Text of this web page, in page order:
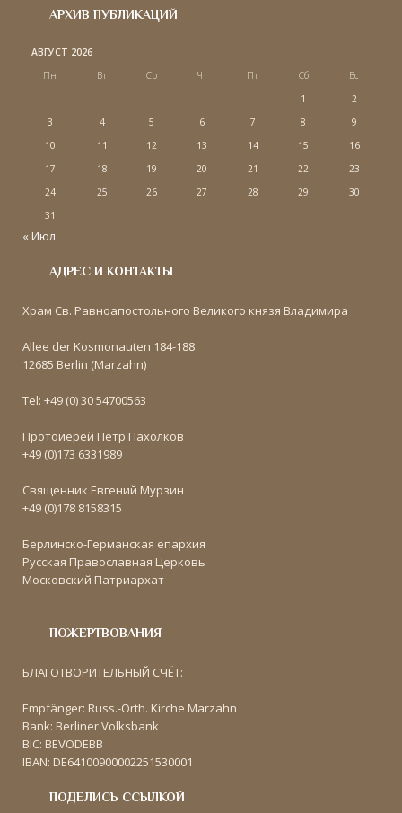
АРХИВ ПУБЛИКАЦИЙ
АВГУСТ 2026
Пн
Вт Ср Чт Пт Сб
Вс
1
2
3
4 5 6 7 8
9
10
11 12 13 14 15
16
17
18 19 20 21 22
23
24
25 26 27 28 29
30
31
« Июл
АДРЕС И КОНТАКТЫ
Храм Св. Равноапостольного Великого князя Владимира
Allee der Kosmonauten 184-188
12685 Berlin (Marzahn)
Tel: +49 (0) 30 54700563
Протоиерей Петр Пахолков
+49 (0)173 6331989
Священник Евгений Мурзин
+49 (0)178 8158315
Берлинско-Германская епархия
Русская Православная Церковь
Московский Патриархат
ПОЖЕРТВОВАНИЯ
БЛАГОТВОРИТЕЛЬНЫЙ СЧЁТ:
Empfänger: Russ.-Orth. Kirche Marzahn
Bank: Berliner Volksbank
BIC: BEVODEBB
IBAN: DE64100900002251530001
ПОДЕЛИСЬ ССЫЛКОЙ